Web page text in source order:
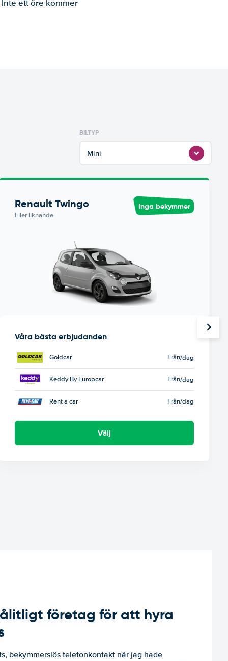
ett öre kommer
BILTYP
Mini
Renault Twingo
Eller liknande
Inga bekymmer
Våra bästa erbjudanden
Goldcar Från/dag
Keddy By Europcar Från/dag
Rent a car Från/dag
Välj
företag för att hyra
bekymmerslös telefonkontakt när jag hade